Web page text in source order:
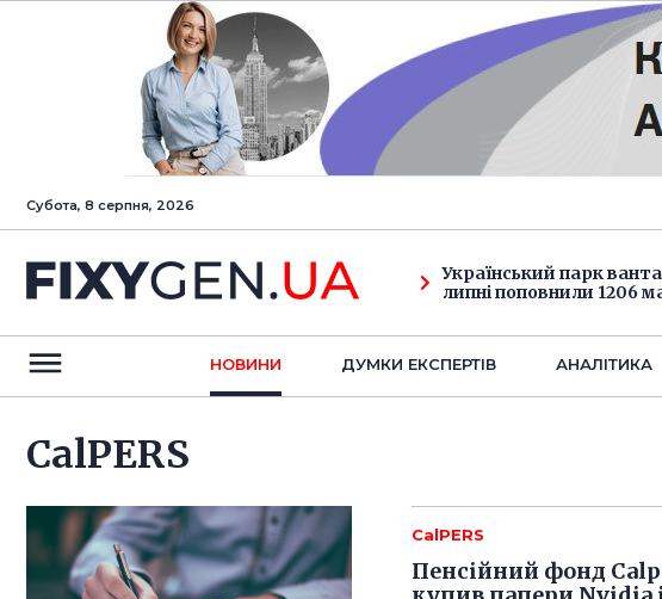
Субота, 8 серпня, 2026
Український парк
липні поповнили 1206
НОВИНИ ДУМКИ ЕКСПЕРТIВ АНАЛIТИКА
CalPERS
CalPERS
Пенсійний фонд